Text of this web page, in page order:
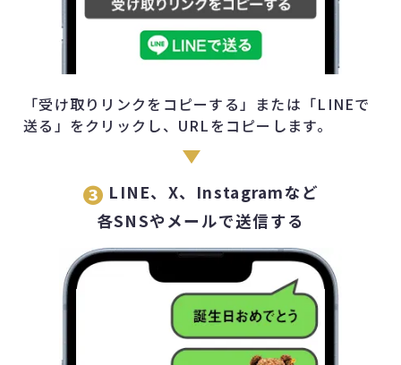
「受け取りリンクをコピーする」または「LINEで
送る」をクリックし、URLをコピーします。
❸ LINE、X、Instagramなど
各SNSやメールで送信する